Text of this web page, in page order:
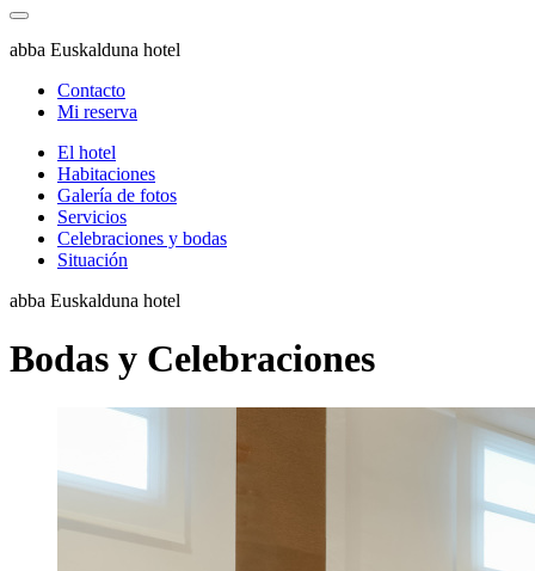
abba Euskalduna hotel
Contacto
Mi reserva
El hotel
Habitaciones
Galería de fotos
Servicios
Celebraciones y bodas
Situación
abba Euskalduna hotel
Bodas y Celebraciones